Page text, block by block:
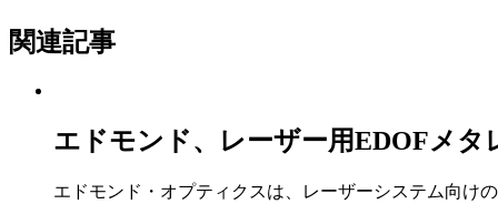
関連記事
エドモンド、レーザー用EDOFメタ
エドモンド・オプティクスは、レーザーシステム向け